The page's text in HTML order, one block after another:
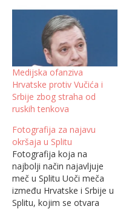
Medijska ofanziva
Hrvatske protiv Vučića i
Srbije zbog straha od
ruskih tenkova
Fotografija za najavu
okršaja u Splitu
Fotografija koja na
najbolji način najavljuje
meč u Splitu Uoči meča
između Hrvatske i Srbije u
Splitu, kojim se otvara